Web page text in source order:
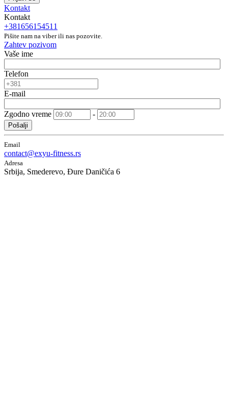
Kontakt
Kontakt
+381656154511
Pišite nam na viber ili nas pozovite.
Zahtev pozivom
Vaše ime
Telefon
E-mail
Zgodno vreme -
Pošalji
Email
contact@exyu-fitness.rs
Adresa
Srbija, Smederevo, Đure Daničića 6